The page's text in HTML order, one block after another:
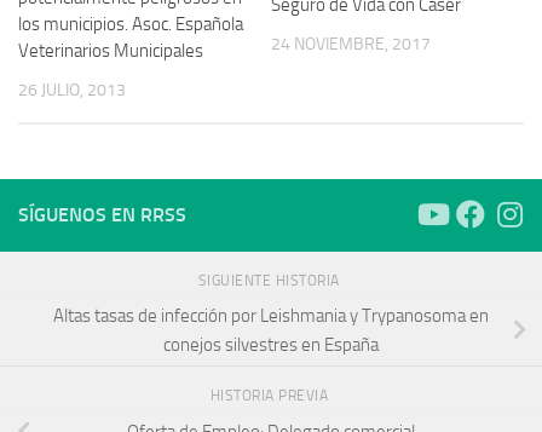
los municipios. Asoc. Española
Veterinarios Municipales
26 JULIO, 2013
24 NOVIEMBRE, 2017
SÍGUENOS EN RRSS
SIGUIENTE HISTORIA
Altas tasas de infección por Leishmania y Trypanosoma en
conejos silvestres en España
HISTORIA PREVIA